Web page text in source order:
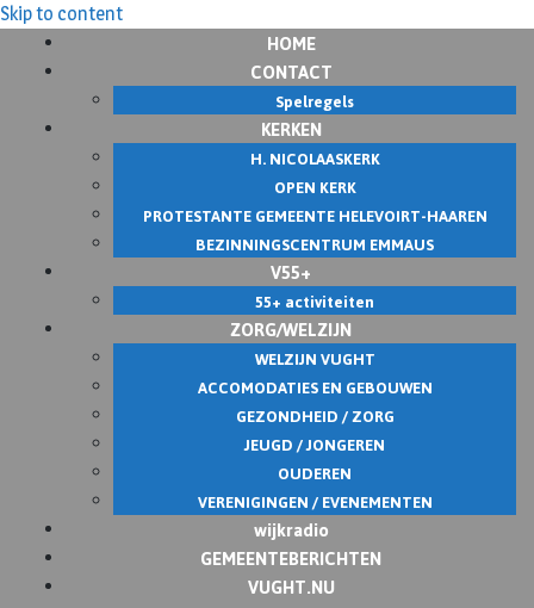
Skip to content
HOME
CONTACT
Spelregels
KERKEN
H. NICOLAASKERK
OPEN KERK
PROTESTANTE GEMEENTE HELEVOIRT-HAAREN
BEZINNINGSCENTRUM EMMAUS
V55+
55+ activiteiten
ZORG/WELZIJN
WELZIJN VUGHT
ACCOMODATIES EN GEBOUWEN
GEZONDHEID / ZORG
JEUGD / JONGEREN
OUDEREN
VERENIGINGEN / EVENEMENTEN
wijkradio
GEMEENTEBERICHTEN
VUGHT.NU